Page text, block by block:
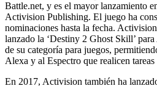
Battle.net, y es el mayor lanzamiento
Activision Publishing. El juego ha
nominaciones hasta la fecha.
lanzado la ‘Destiny 2 Ghost Skill’
de su categoría para juegos,
Alexa y al Espectro que realicen
En 2017, Activision también ha